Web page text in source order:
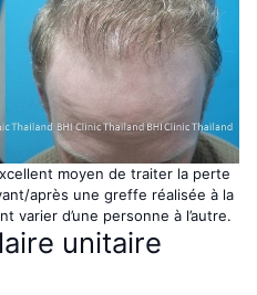
moyen de traiter la perte
après une greffe réalisée à la
varier d’une personne à l’autre.
unitaire